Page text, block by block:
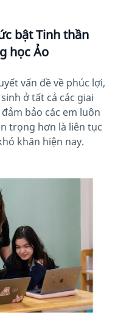
bật Tinh thần
học Ảo
vấn đề về phúc lợi,
ở tất cả các giai
bảo các em luôn
trọng hơn là liên tục
khăn hiện nay.